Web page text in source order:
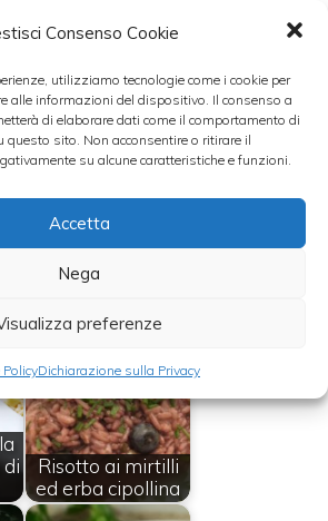
Consenso Cookie
utilizziamo tecnologie come i cookie per
alle informazioni del dispositivo. Il consenso a
di elaborare dati come il comportamento di
questo sito. Non acconsentire o ritirare il
su alcune caratteristiche e funzioni.
Accetta
Nega
preferenze
Dichiarazione sulla Privacy
fettine di mela e una fetta di
birra e speck
di
Risotto ai mirtilli
ed erba cipollina